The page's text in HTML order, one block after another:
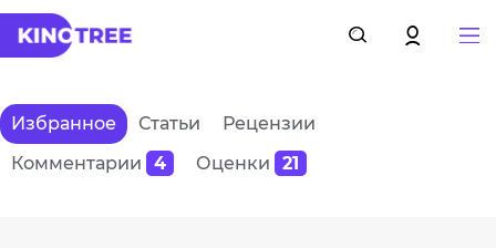
Избранное Статьи
Рецензии
Комментарии
4 Оценки 21